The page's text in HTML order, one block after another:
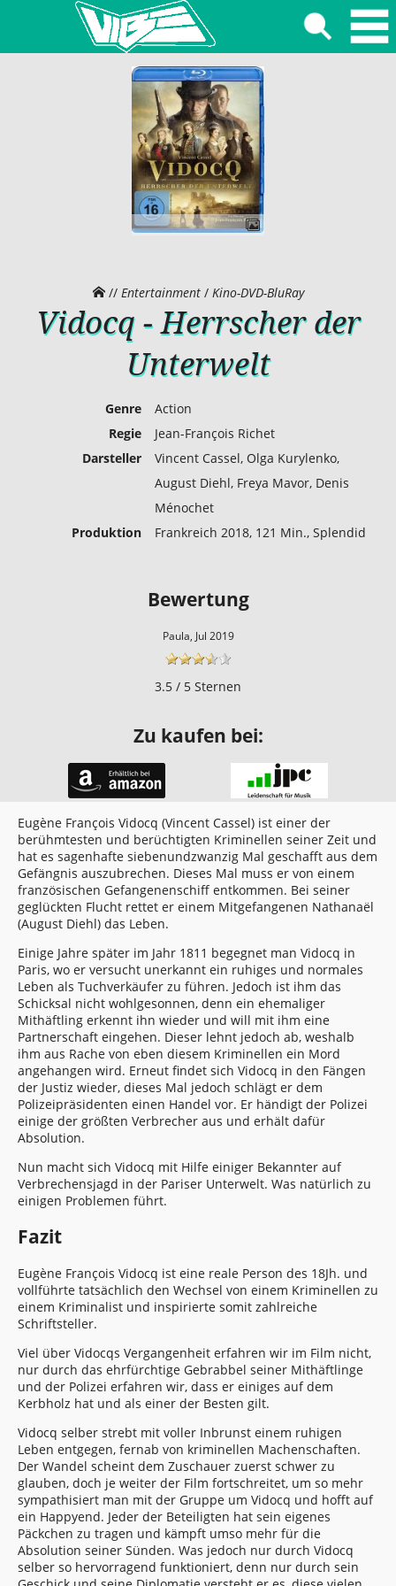
// Entertainment/ Kino-DVD-BluRay
Vidocq - Herrscher der
Unterwelt
Genre
Action
Regie
Jean-François Richet
Darsteller
Vincent Cassel, Olga Kurylenko,
August Diehl, Freya Mavor, Denis
Ménochet
Produktion
Frankreich 2018, 121 Min., Splendid
Bewertung
Paula, Jul 2019
3.5 / 5 Sternen
Zu kaufen bei:
Eugène François Vidocq (Vincent Cassel) ist einer der
berühmtesten und berüchtigten Kriminellen seiner Zeit und
hat es sagenhafte siebenundzwanzig Mal geschafft aus dem
Gefängnis auszubrechen. Dieses Mal muss er von einem
französischen Gefangenenschiff entkommen. Bei seiner
geglückten Flucht rettet er einem Mitgefangenen Nathanaël
(August Diehl) das Leben.
Einige Jahre später im Jahr 1811 begegnet man Vidocq in
Paris, wo er versucht unerkannt ein ruhiges und normales
Leben als Tuchverkäufer zu führen. Jedoch ist ihm das
Schicksal nicht wohlgesonnen, denn ein ehemaliger
Mithäftling erkennt ihn wieder und will mit ihm eine
Partnerschaft eingehen. Dieser lehnt jedoch ab, weshalb
ihm aus Rache von eben diesem Kriminellen ein Mord
angehangen wird. Erneut findet sich Vidocq in den Fängen
der Justiz wieder, dieses Mal jedoch schlägt er dem
Polizeipräsidenten einen Handel vor. Er händigt der Polizei
einige der größten Verbrecher aus und erhält dafür
Absolution.
Nun macht sich Vidocq mit Hilfe einiger Bekannter auf
Verbrechensjagd in der Pariser Unterwelt. Was natürlich zu
einigen Problemen führt.
Fazit
Eugène François Vidocq ist eine reale Person des 18Jh. und
vollführte tatsächlich den Wechsel von einem Kriminellen zu
einem Kriminalist und inspirierte somit zahlreiche
Schriftsteller.
Viel über Vidocqs Vergangenheit erfahren wir im Film nicht,
nur durch das ehrfürchtige Gebrabbel seiner Mithäftlinge
und der Polizei erfahren wir, dass er einiges auf dem
Kerbholz hat und als einer der Besten gilt.
Vidocq selber strebt mit voller Inbrunst einem ruhigen
Leben entgegen, fernab von kriminellen Machenschaften.
Der Wandel scheint dem Zuschauer zuerst schwer zu
glauben, doch je weiter der Film fortschreitet, um so mehr
sympathisiert man mit der Gruppe um Vidocq und hofft auf
ein Happyend. Jeder der Beteiligten hat sein eigenes
Päckchen zu tragen und kämpft umso mehr für die
Absolution seiner Sünden. Was jedoch nur durch Vidocq
selber so hervorragend funktioniert, denn nur durch sein